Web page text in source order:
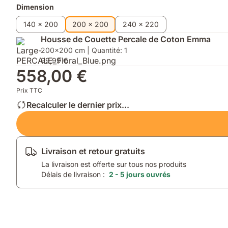
Dimension
140 x 200
200 x 200 240 x 220
Housse de Couette Percale de Coton Emma
200x200 cm | Quantité: 1
99,99 €
558,00 €
Prix TTC
Recalculer le dernier prix...
Livraison et retour gratuits
La livraison est offerte sur tous nos produits
Délais de livraison : 2 - 5 jours ouvrés